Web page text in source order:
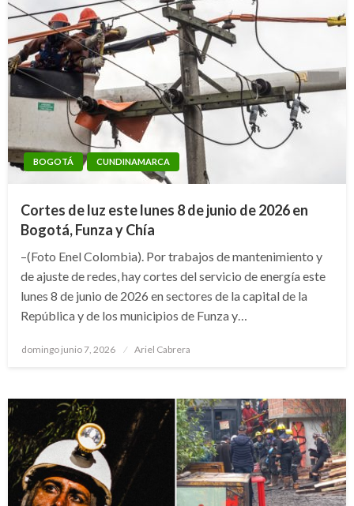
BOGOTÁ CUNDINAMARCA
Cortes de luz este lunes 8 de junio de 2026 en
Bogotá, Funza y Chía
–(Foto Enel Colombia). Por trabajos de mantenimiento y
de ajuste de redes, hay cortes del servicio de energía este
lunes 8 de junio de 2026 en sectores de la capital de la
República y de los municipios de Funza y…
Publicado
domingo junio 7, 2026 Ariel Cabrera